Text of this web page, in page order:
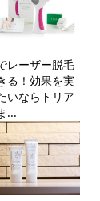
レーザー脱毛
る！効果を実
いならトリア
...